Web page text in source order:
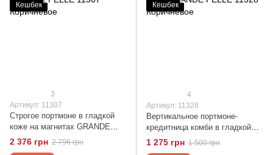
Кешбек
3
Артикул: 11307
Строгое портмоне в гладкой
коже на магнитах GRANDE
PELLE 11307 Коричневое
2 376 грн 2 796 грн
Кешбек
4
Артикул: 11328
Вертикальное портмоне-
кредитница комби в гладкой
коже GRANDE PELLE 11328
Коричневое
1 275 грн 1 500 грн